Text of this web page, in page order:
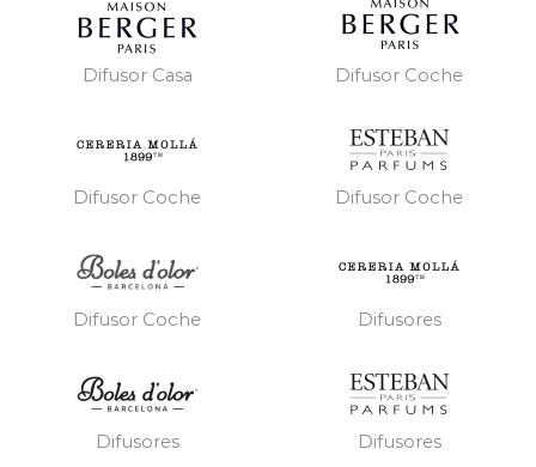
Difusor Casa Difusor Coche
Difusor Coche Difusor Coche
Difusor Coche Difusores
Difusores Difusores